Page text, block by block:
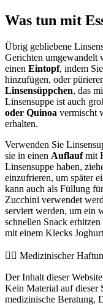
Was tun mit
Übrig gebliebene
Gerichten umgewandelt
einen Eintopf, indem
hinzufügen, oder
Linsensüppchen, das
Linsensuppe ist auch
oder Quinoa vermischt
erhalten.
Verwenden Sie
sie in einen Auflaufmit
Linsensuppe haben,
einzufrieren, um später
kann auch als Füllung
Zucchini verwendet
serviert werden, um ein
schnellen Snack
mit einem Klecks
👨‍⚕️️ Medizinischer
Der Inhalt dieser
Kein Material auf dieser
medizinische Beratung,